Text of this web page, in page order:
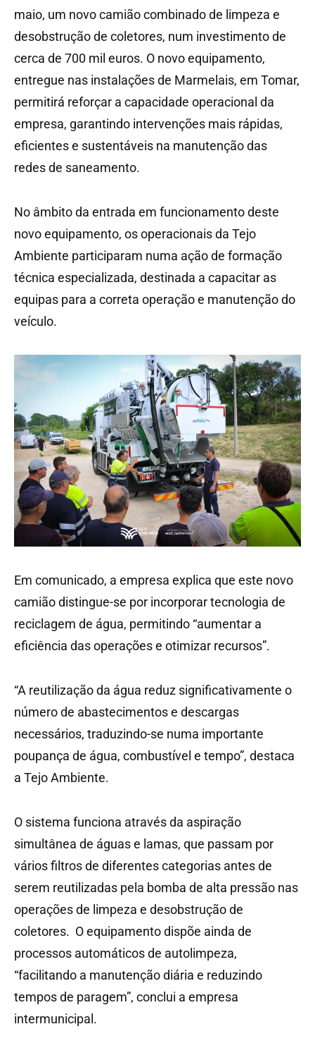
maio, um novo camião combinado de limpeza e
desobstrução de coletores, num investimento de
cerca de 700 mil euros. O novo equipamento,
entregue nas instalações de Marmelais, em Tomar,
permitirá reforçar a capacidade operacional da
empresa, garantindo intervenções mais rápidas,
eficientes e sustentáveis na manutenção das
redes de saneamento.
No âmbito da entrada em funcionamento deste
novo equipamento, os operacionais da Tejo
Ambiente participaram numa ação de formação
técnica especializada, destinada a capacitar as
equipas para a correta operação e manutenção do
veículo.
Em comunicado, a empresa explica que este novo
camião distingue-se por incorporar tecnologia de
reciclagem de água, permitindo “aumentar a
eficiência das operações e otimizar recursos”.
“A reutilização da água reduz significativamente o
número de abastecimentos e descargas
necessários, traduzindo-se numa importante
poupança de água, combustível e tempo”, destaca
a Tejo Ambiente.
O sistema funciona através da aspiração
simultânea de águas e lamas, que passam por
vários filtros de diferentes categorias antes de
serem reutilizadas pela bomba de alta pressão nas
operações de limpeza e desobstrução de
coletores. O equipamento dispõe ainda de
processos automáticos de autolimpeza,
“facilitando a manutenção diária e reduzindo
tempos de paragem”, conclui a empresa
intermunicipal.